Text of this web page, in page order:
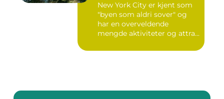
New York City er kjent som
"byen som aldri sover" og
har en overveldende
mengde aktiviteter og attra...